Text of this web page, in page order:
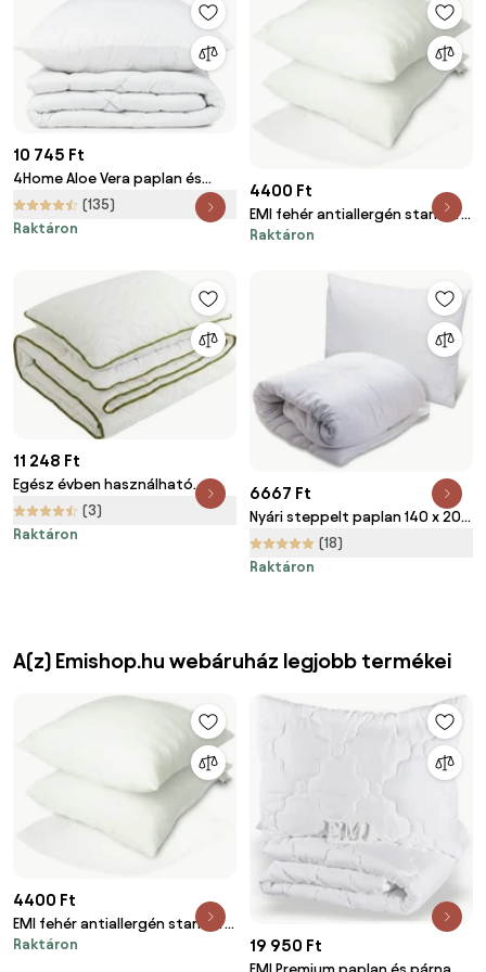
10 745 Ft
4Home Aloe Vera paplan és
párna szett,, 140 x 200 cm, 70
x 90 cm
(135)
Raktáron
4400 Ft
EMI fehér antiallergén standard
párna 50x50 cm
Raktáron
11 248 Ft
Egész évben használható
steppelt paplan 140x200 cm
párnával STELLA ALOE VERA
(3)
Raktáron
6667 Ft
Nyári steppelt paplan 140 x 200
cm párnával 70 x 90 cm
(18)
Raktáron
A(z) Emishop.hu webáruház legjobb termékei
4400 Ft
EMI fehér antiallergén standard
párna 50x50 cm
Raktáron 19 950 Ft